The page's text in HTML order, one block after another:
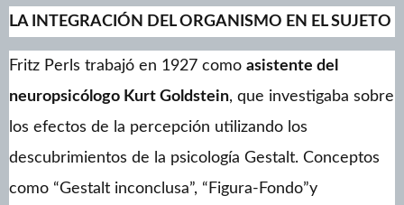
LA INTEGRACIÓN DEL ORGANISMO EN EL SUJETO
Fritz Perls trabajó en 1927 como asistente del
neuropsicólogo Kurt Goldstein, que investigaba sobre
los efectos de la percepción utilizando los
descubrimientos de la psicología Gestalt. Conceptos
como “Gestalt inconclusa”, “Figura-Fondo”y